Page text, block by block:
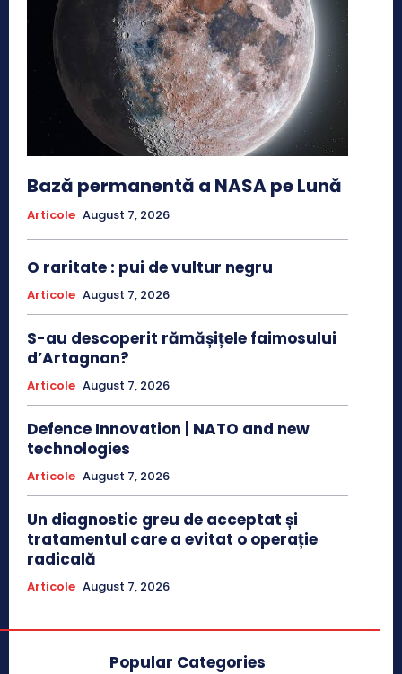
Bază permanentă a NASA pe Lună
Articole August 7, 2026
O raritate : pui de vultur negru
Articole August 7, 2026
S-au descoperit rămășițele faimosului
d’Artagnan?
Articole August 7, 2026
Defence Innovation | NATO and new
technologies
Articole August 7, 2026
Un diagnostic greu de acceptat și
tratamentul care a evitat o operație
radicală
Articole August 7, 2026
Popular Categories